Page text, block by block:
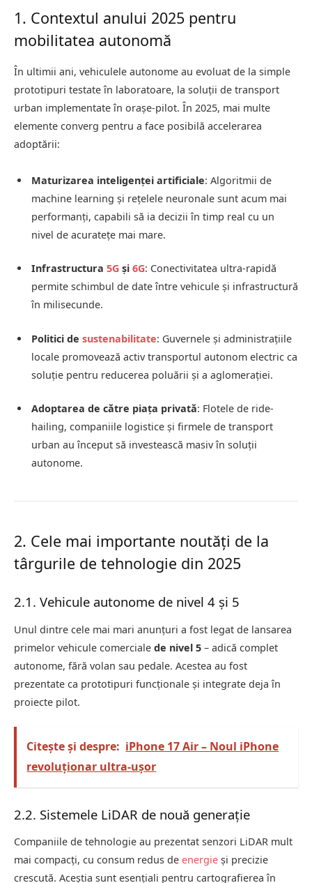
1. Contextul anului 2025 pentru
mobilitatea autonomă
În ultimii ani, vehiculele autonome au evoluat de la simple
prototipuri testate în laboratoare, la soluții de transport
urban implementate în orașe-pilot. În 2025, mai multe
elemente converg pentru a face posibilă accelerarea
adoptării:
Maturizarea inteligenței artificiale: Algoritmii de
machine learning și rețelele neuronale sunt acum mai
performanți, capabili să ia decizii în timp real cu un
nivel de acuratețe mai mare.
Infrastructura 5G și 6G: Conectivitatea ultra-rapidă
permite schimbul de date între vehicule și infrastructură
în milisecunde.
Politici de sustenabilitate: Guvernele și administrațiile
locale promovează activ transportul autonom electric ca
soluție pentru reducerea poluării și a aglomerației.
Adoptarea de către piața privată: Flotele de ride-
hailing, companiile logistice și firmele de transport
urban au început să investească masiv în soluții
autonome.
2. Cele mai importante noutăți de la
târgurile de tehnologie din 2025
2.1. Vehicule autonome de nivel 4 și 5
Unul dintre cele mai mari anunțuri a fost legat de lansarea
primelor vehicule comerciale de nivel 5 – adică complet
autonome, fără volan sau pedale. Acestea au fost
prezentate ca prototipuri funcționale și integrate deja în
proiecte pilot.
Citește și despre: iPhone 17 Air – Noul iPhone
revoluționar ultra-ușor
2.2. Sistemele LiDAR de nouă generație
Companiile de tehnologie au prezentat senzori LiDAR mult
mai compacți, cu consum redus de energie și precizie
crescută. Aceștia sunt esențiali pentru cartografierea în